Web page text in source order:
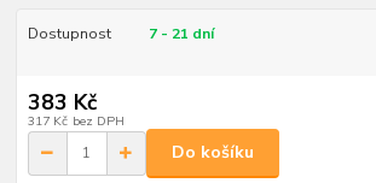
Dostupnost 7 - 21 dní
383 Kč
317 Kč bez DPH
Do košíku